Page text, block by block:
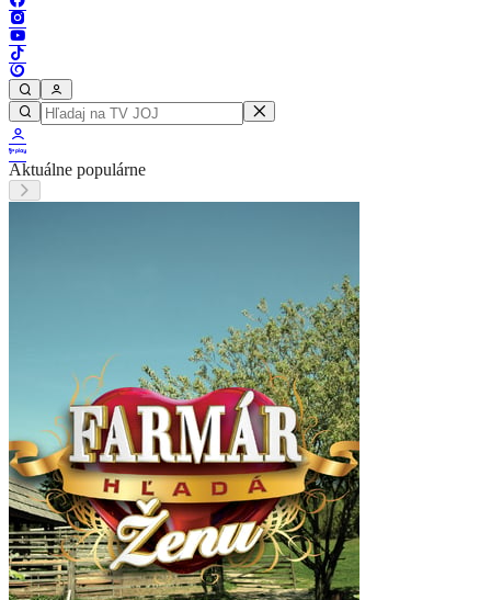
Aktuálne populárne